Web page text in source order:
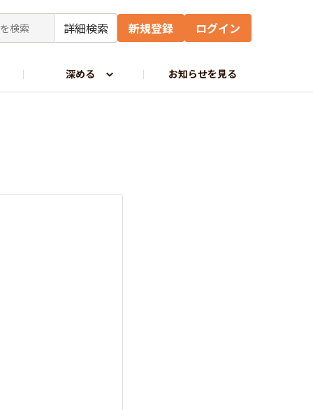
詳細検索 新規登録 ログイン
深める お知らせを見る